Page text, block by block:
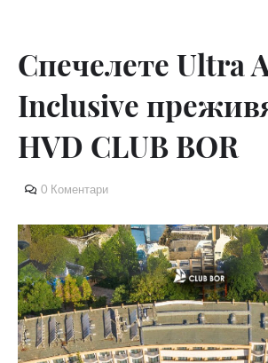
Спечелете Ultra
Inclusive
HVD CLUB BOR
0 Коментари